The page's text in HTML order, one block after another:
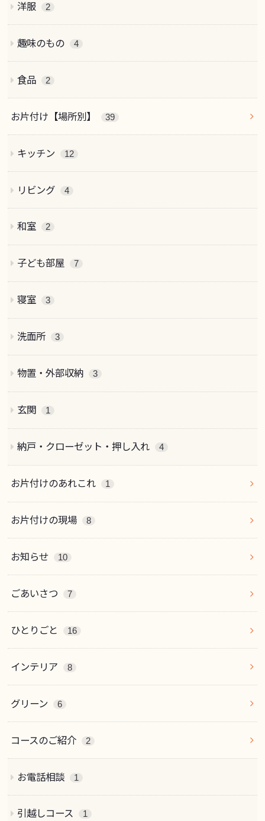
洋服 2
趣味のもの 4
食品 2
お片付け【場所別】 39
キッチン 12
リビング 4
和室 2
子ども部屋 7
寝室 3
洗面所 3
物置・外部収納 3
玄関 1
納戸・クローゼット・押し入れ 4
お片付けのあれこれ 1
お片付けの現場 8
お知らせ 10
ごあいさつ 7
ひとりごと 16
インテリア 8
グリーン 6
コースのご紹介 2
お電話相談 1
引越しコース 1